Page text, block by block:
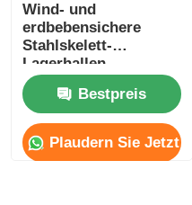
Wind- und
erdbebensichere
Stahlskelett-
Lagerhallen,
Scheunen, Gebäude,
OEM
Bestpreis
Plaudern Sie Jetzt